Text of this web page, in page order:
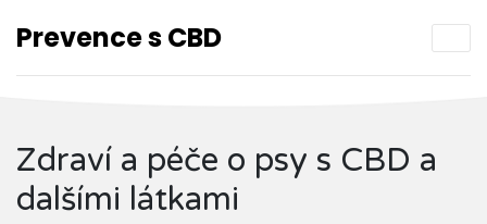
Prevence s CBD
Zdraví a péče o psy s CBD a
dalšími látkami